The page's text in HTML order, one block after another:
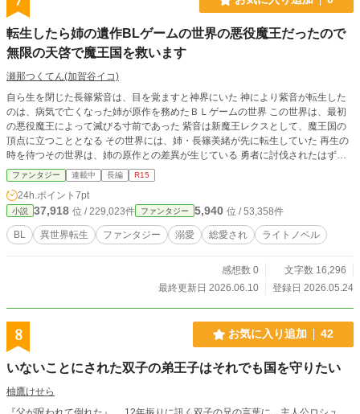
転生したら姉の遺作BLゲームの世界の悪役魔王だったので
無限の天啓で魔王国を救います
瀬那つくてん(加賀谷イコ)
自ら生を閉じた長篠紫音は、目を覚ますと神界にいた 神により紫音が転生した
のは、病気で亡くなった姉が原作を務めたＢＬゲームの世界 この世界は、最初
の悪役魔王によって滅びる寸前であった 紫音は新魔王レクスとして、魔王国の
頂点に立つこととなる その世界には、姉・長篠美緒が先に転生していた 再生の
時を待つその世界は、姉の原作との差異が生じている 勇者に討伐されたはずの
先代魔王――キングが存命しているのだ 魔王国はキング率いる魔族軍と、勇者
率いる人間軍との抗争が終決した直後 紫音の転生はまだ復興が始まったばかり
の頃だった 新魔王レクスとなった紫音に課されたのは、世界の再生だけでな
く、魔王国の復興の任務もあった 紫音は姉とともに、ふたり目の悪役魔王とし
て魔王国を救うことを決める ＊小説家になろう、カクヨムにも掲載中
ファンタジー 連載中 長編 R15
24h.ポイント 7pt
小説 37,918 位 / 229,023件 ファンタジー 5,940 位 / 53,358件
BL 異世界転生 ファンタジー 溺愛 総愛され ライトノベル
感想数 0
文字数 16,296
最終更新日 2026.06.10
登録日 2026.05.24
8 お気に入り追加 42
いないことにされた双子の弟王子はそれでも国を守りたい
柚鷹けせら